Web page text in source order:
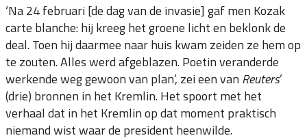
‘Na 24 februari [de dag van de invasie] gaf men Kozak
carte blanche: hij kreeg het groene licht en beklonk de
deal. Toen hij daarmee naar huis kwam zeiden ze hem op
te zouten. Alles werd afgeblazen. Poetin veranderde
werkende weg gewoon van plan’, zei een van Reuters’
(drie) bronnen in het Kremlin. Het spoort met het
verhaal dat in het Kremlin op dat moment praktisch
niemand wist waar de president heenwilde.